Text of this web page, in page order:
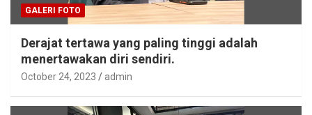
GALERI FOTO
Derajat tertawa yang paling tinggi adalah
menertawakan diri sendiri.
October 24, 2023 admin